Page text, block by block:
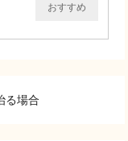
おすすめ
る場合